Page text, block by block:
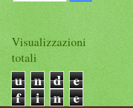
Visualizzazioni
totali
u n d e
f
i n e